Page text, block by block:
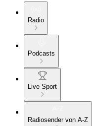
Radio
Podcasts
Live Sport
Radiosender von A-Z